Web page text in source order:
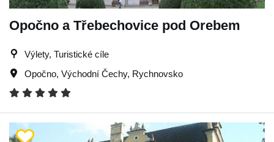
Opočno a Třebechovice pod Orebem
Výlety, Turistické cíle
Opočno, Východní Čechy, Rychnovsko